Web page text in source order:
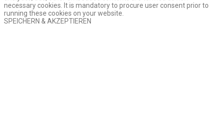
necessary cookies. It is mandatory to procure user consent prior to
running these cookies on your website.
SPEICHERN & AKZEPTIEREN